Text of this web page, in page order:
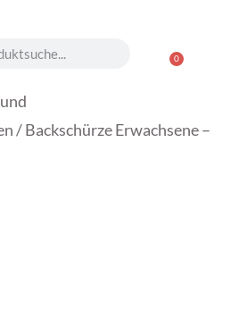
0
/ Backschürze Erwachsene –